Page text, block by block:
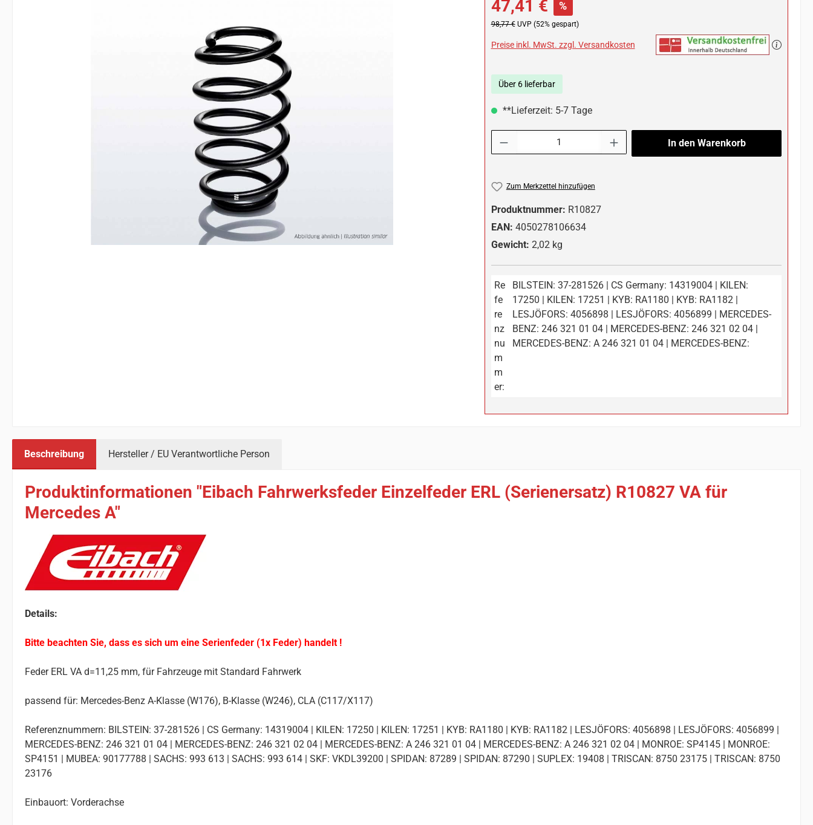
47,41 € %
Regulärer Preis:
98,77 € UVP (52% gespart)
Preise inkl. MwSt. zzgl. Versandkosten
Über 6 lieferbar
**Lieferzeit: 5-7 Tage
In den Warenkorb
Zum Merkzettel hinzufügen
Produktnummer: R10827
EAN: 4050278106634
Gewicht: 2,02 kg
Re
fe
re
nz
nu
m
m
er:
BILSTEIN: 37-281526 | CS Germany: 14319004 | KILEN:
17250 | KILEN: 17251 | KYB: RA1180 | KYB: RA1182 |
LESJÖFORS: 4056898 | LESJÖFORS: 4056899 | MERCEDES-
BENZ: 246 321 01 04 | MERCEDES-BENZ: 246 321 02 04 |
MERCEDES-BENZ: A 246 321 01 04 | MERCEDES-BENZ:
Beschreibung Hersteller / EU Verantwortliche Person
Produktinformationen "Eibach Fahrwerksfeder Einzelfeder ERL (Serienersatz) R10827 VA für
Mercedes A"
Details:
Bitte beachten Sie, dass es sich um eine Serienfeder (1x Feder) handelt !
Feder ERL VA d=11,25 mm, für Fahrzeuge mit Standard Fahrwerk
passend für: Mercedes-Benz A-Klasse (W176), B-Klasse (W246), CLA (C117/X117)
Referenznummern: BILSTEIN: 37-281526 | CS Germany: 14319004 | KILEN: 17250 | KILEN: 17251 | KYB: RA1180 | KYB: RA1182 | LESJÖFORS: 4056898 | LESJÖFORS: 4056899 |
MERCEDES-BENZ: 246 321 01 04 | MERCEDES-BENZ: 246 321 02 04 | MERCEDES-BENZ: A 246 321 01 04 | MERCEDES-BENZ: A 246 321 02 04 | MONROE: SP4145 | MONROE:
SP4151 | MUBEA: 90177788 | SACHS: 993 613 | SACHS: 993 614 | SKF: VKDL39200 | SPIDAN: 87289 | SPIDAN: 87290 | SUPLEX: 19408 | TRISCAN: 8750 23175 | TRISCAN: 8750
23176
Einbauort: Vorderachse